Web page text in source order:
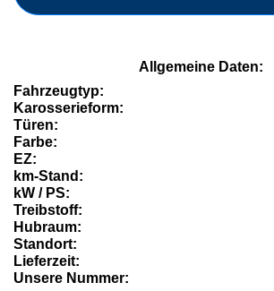
Allgemeine Daten:
Fahrzeugtyp:
Karosserieform:
Türen:
Farbe:
EZ:
km-Stand:
kW / PS:
Treibstoff:
Hubraum:
Standort:
Lieferzeit:
Unsere Nummer: